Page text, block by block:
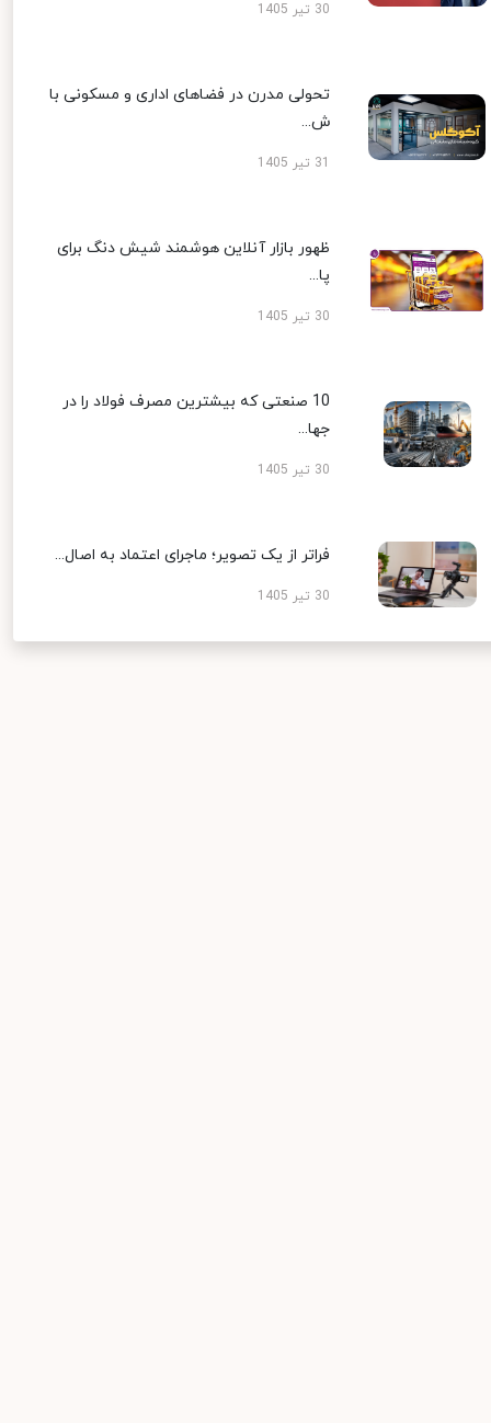
30 تیر 1405
تحولی مدرن در فضاهای اداری و مسکونی با
ش...
ظهور بازار آنلاین هوشمند شیش دنگ برای
پا...
30 تیر 1405
10 صنعتی که بیشترین مصرف فولاد را در
جها...
30 تیر 1405
فراتر از یک تصویر؛ ماجرای اعتماد به اصال...
30 تیر 1405